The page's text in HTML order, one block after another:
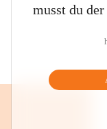
musst du